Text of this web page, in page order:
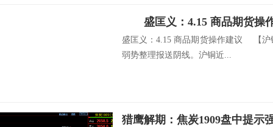
盛匡义：4.15 商品期货操
盛匡义：4.15 商品期货操作建议 【沪
弱势整理报送阴线。沪铜近...
猎鹰解期：焦炭1909盘中提示